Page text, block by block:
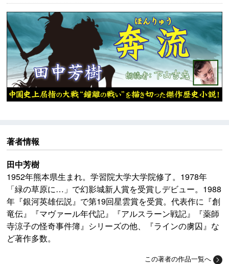
著者情報
田中芳樹
1952年熊本県生まれ。学習院大学大学院修了。1978年
「緑の草原に…」で幻影城新人賞を受賞しデビュー。1988
年『銀河英雄伝説』で第19回星雲賞を受賞。代表作に『創
竜伝』『マヴァール年代記』『アルスラーン戦記』『薬師
寺涼子の怪奇事件簿』シリーズの他、『ラインの虜囚』な
ど著作多数。
この著者の作品一覧へ